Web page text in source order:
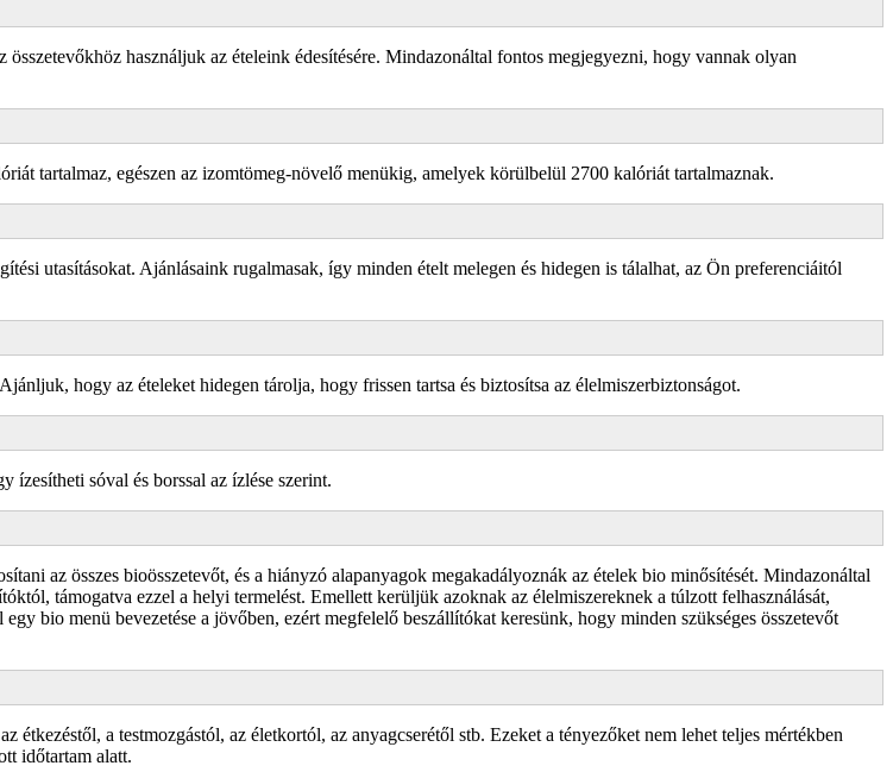
összetevőkhöz használjuk az ételeink édesítésére. Mindazonáltal fontos megjegyezni, hogy vannak olyan
tartalmaz, egészen az izomtömeg-növelő menükig, amelyek körülbelül 2700 kalóriát tartalmaznak.
utasításokat. Ajánlásaink rugalmasak, így minden ételt melegen és hidegen is tálalhat, az Ön preferenciáitól
hogy az ételeket hidegen tárolja, hogy frissen tartsa és biztosítsa az élelmiszerbiztonságot.
ízesítheti sóval és borssal az ízlése szerint.
az összes bioösszetevőt, és a hiányzó alapanyagok megakadályoznák az ételek bio minősítését. Mindazonáltal
támogatva ezzel a helyi termelést. Emellett kerüljük azoknak az élelmiszereknek a túlzott felhasználását,
bio menü bevezetése a jövőben, ezért megfelelő beszállítókat keresünk, hogy minden szükséges összetevőt
a testmozgástól, az életkortól, az anyagcserétől stb. Ezeket a tényezőket nem lehet teljes mértékben
időtartam alatt.